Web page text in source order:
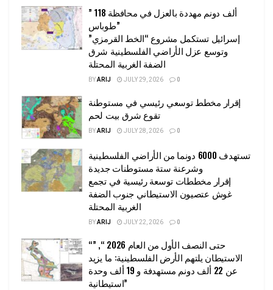
” 118 ألف دونم مهددة بالعزل في محافظة
طوباس”
إسرائيل تستكمل مشروع “الخط القرمزي”
وتوسع عزل الأراضي الفلسطينية شرق
الضفة الغربية المحتلة
BYARIJ JULY 29, 2026 0
إقرار مخطط توسعي رئيسي في مستوطنة
تقوع شرق بيت لحم
BYARIJ JULY 28, 2026 0
تستهدف 6000 دونما من الأراضي الفلسطينية
وشرعنة ستة مستوطنات جديدة
إقرار مخططات توسعة رئيسية في تجمع
غوش عتصيون الاستيطاني جنوب الضفة
الغربية المحتلة
BYARIJ JULY 22, 2026 0
“حتى النصف الأول من العام 2026 “, ”
الاستيطان يلتهم الأرض الفلسطينية: ما يزيد
عن 22 ألف دونم مستهدفة و 19 ألف وحدة
استيطانية”